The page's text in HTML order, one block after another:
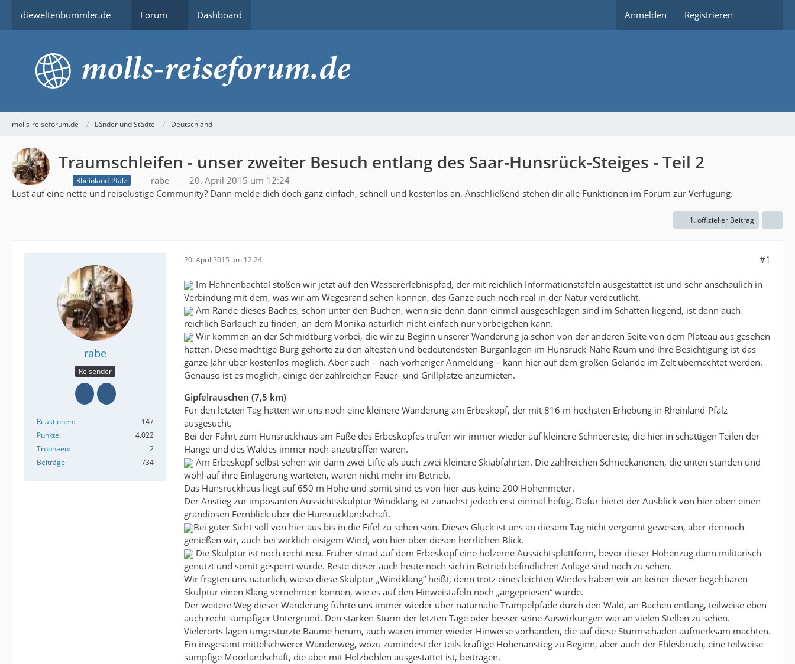
dieweltenbummler.de Forum Dashboard Anmelden Registrieren
molls-reiseforum.de Länder und Städte Deutschland
Traumschleifen - unser zweiter Besuch entlang des Saar-Hunsrück-Steiges - Teil 2
Rheinland-Pfalz rabe
20. April 2015 um 12:24
Lust auf eine nette und reiselustige Community? Dann melde dich doch ganz einfach, schnell und kostenlos an. Anschließend stehen dir alle Funktionen im Forum zur Verfügung.
1. offizieller Beitrag
rabe
Reisender
Reaktionen
147
Punkte
4.022
Trophäen
2
Beiträge
734
20. April 2015 um 12:24 #1
Im Hahnenbachtal stoßen wir jetzt auf den Wassererlebnispfad, der mit reichlich Informationstafeln ausgestattet ist und sehr anschaulich in
Verbindung mit dem, was wir am Wegesrand sehen können, das Ganze auch noch real in der Natur verdeutlicht.
Am Rande dieses Baches, schön unter den Buchen, wenn sie denn dann einmal ausgeschlagen sind im Schatten liegend, ist dann auch
reichlich Bärlauch zu finden, an dem Monika natürlich nicht einfach nur vorbeigehen kann.
Wir kommen an der Schmidtburg vorbei, die wir zu Beginn unserer Wanderung ja schon von der anderen Seite von dem Plateau aus gesehen
hatten. Diese mächtige Burg gehörte zu den ältesten und bedeutendsten Burganlagen im Hunsrück-Nahe Raum und ihre Besichtigung ist das
ganze Jahr über kostenlos möglich. Aber auch – nach vorheriger Anmeldung – kann hier auf dem großen Gelände im Zelt übernachtet werden.
Genauso ist es möglich, einige der zahlreichen Feuer- und Grillplätze anzumieten.
Gipfelrauschen (7,5 km)
Für den letzten Tag hatten wir uns noch eine kleinere Wanderung am Erbeskopf, der mit 816 m höchsten Erhebung in Rheinland-Pfalz
ausgesucht.
Bei der Fahrt zum Hunsrückhaus am Fuße des Erbeskopfes trafen wir immer wieder auf kleinere Schneereste, die hier in schattigen Teilen der
Hänge und des Waldes immer noch anzutreffen waren.
Am Erbeskopf selbst sehen wir dann zwei Lifte als auch zwei kleinere Skiabfahrten. Die zahlreichen Schneekanonen, die unten standen und
wohl auf ihre Einlagerung warteten, waren nicht mehr im Betrieb.
Das Hunsrückhaus liegt auf 650 m Höhe und somit sind es von hier aus keine 200 Höhenmeter.
Der Anstieg zur imposanten Aussichtsskulptur Windklang ist zunächst jedoch erst einmal heftig. Dafür bietet der Ausblick von hier oben einen
grandiosen Fernblick über die Hunsrücklandschaft.
Bei guter Sicht soll von hier aus bis in die Eifel zu sehen sein. Dieses Glück ist uns an diesem Tag nicht vergönnt gewesen, aber dennoch
genießen wir, auch bei wirklich eisigem Wind, von hier ober diesen herrlichen Blick.
Die Skulptur ist noch recht neu. Früher stnad auf dem Erbeskopf eine hölzerne Aussichtsplattform, bevor dieser Höhenzug dann militärisch
genutzt und somit gesperrt wurde. Reste dieser auch heute noch sich in Betrieb befindlichen Anlage sind noch zu sehen.
Wir fragten uns natürlich, wieso diese Skulptur „Windklang“ heißt, denn trotz eines leichten Windes haben wir an keiner dieser begehbaren
Skulptur einen Klang vernehmen können, wie es auf den Hinweistafeln noch „angepriesen“ wurde.
Der weitere Weg dieser Wanderung führte uns immer wieder über naturnahe Trampelpfade durch den Wald, an Bächen entlang, teilweise eben
auch recht sumpfiger Untergrund. Den starken Sturm der letzten Tage oder besser seine Auswirkungen war an vielen Stellen zu sehen.
Vielerorts lagen umgestürzte Bäume herum, auch waren immer wieder Hinweise vorhanden, die auf diese Sturmschäden aufmerksam machten.
Ein insgesamt mittelschwerer Wanderweg, wozu zumindest der teils kräftige Höhenanstieg zu Beginn, aber auch der Ehlesbruch, eine teilweise
sumpfige Moorlandschaft, die aber mit Holzbohlen ausgestattet ist, beitragen.